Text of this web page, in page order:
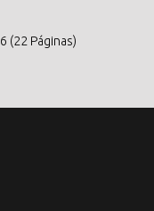
(22 Páginas)